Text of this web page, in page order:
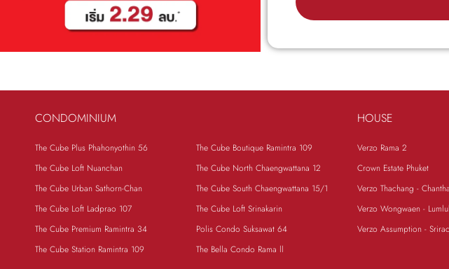
CONDOMINIUM
The Cube Plus Phahonyothin 56
The Cube Loft Nuanchan
The Cube Urban Sathorn-Chan
The Cube Loft Ladprao 107
The Cube Premium Ramintra 34
The Cube Station Ramintra 109
The Cube Boutique Ramintra 109
The Cube North Chaengwattana 12
The Cube South Chaengwattana 15/1
The Cube Loft Srinakarin
Polis Condo Suksawat 64
The Bella Condo Rama ll
HOUSE
Verzo Rama 2
Crown Estate Phuket
Verzo Thachang -
Verzo Wongwaen -
Verzo Assumption -